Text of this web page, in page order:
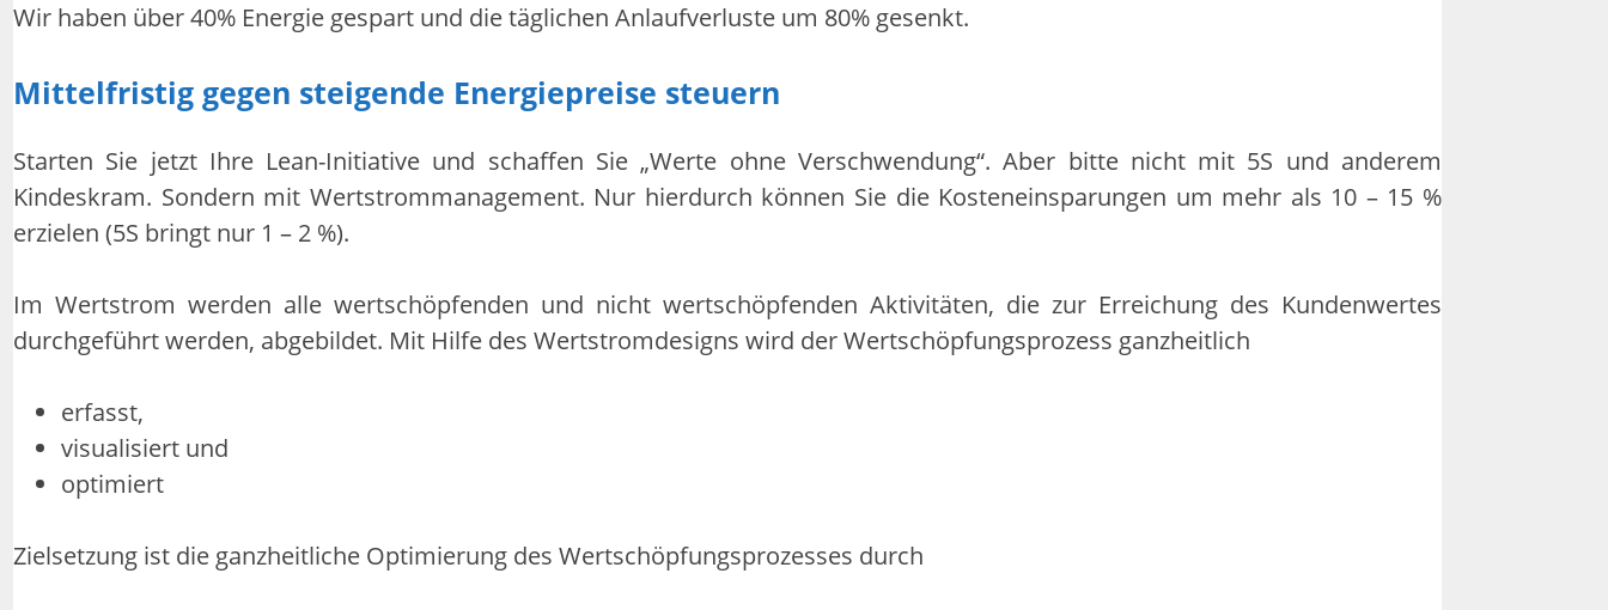
Wir haben über 40% Energie gespart und die täglichen Anlaufverluste um 80% gesenkt.
Mittelfristig gegen steigende Energiepreise steuern
Starten Sie jetzt Ihre Lean-Initiative und schaffen Sie „Werte ohne Verschwendung“. Aber bitte nicht mit 5S und anderem
Kindeskram. Sondern mit Wertstrommanagement. Nur hierdurch können Sie die Kosteneinsparungen um mehr als 10 – 15 %
erzielen (5S bringt nur 1 – 2 %).
Im Wertstrom werden alle wertschöpfenden und nicht wertschöpfenden Aktivitäten, die zur Erreichung des Kundenwertes
durchgeführt werden, abgebildet. Mit Hilfe des Wertstromdesigns wird der Wertschöpfungsprozess ganzheitlich
erfasst,
visualisiert und
optimiert
Zielsetzung ist die ganzheitliche Optimierung des Wertschöpfungsprozesses durch